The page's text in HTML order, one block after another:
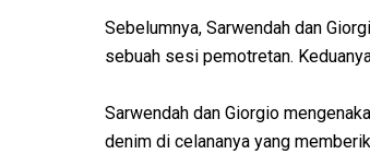
Sebelumnya, Sarwendah dan
sebuah sesi pemotretan.
Sarwendah dan Giorgio
denim di celananya yang